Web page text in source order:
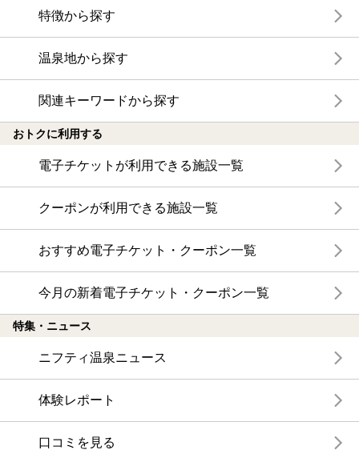
特徴から探す
温泉地から探す
関連キーワードから探す
おトクに利用する
電子チケットが利用できる施設一覧
クーポンが利用できる施設一覧
おすすめ電子チケット・クーポン一覧
今月の新着電子チケット・クーポン一覧
特集・ニュース
ニフティ温泉ニュース
体験レポート
口コミを見る